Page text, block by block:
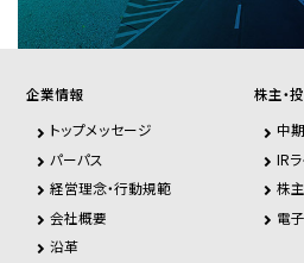
企業情報
トップメッセージ
パーパス
経営理念・行動規範
会社概要
沿革
株主・
中
IR
株
電